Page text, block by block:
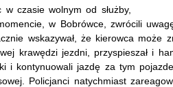
czasie wolnym od służby,
w Bobrówce, zwrócili
wskazywał, że kierowca może
krawędzi jezdni, przyspieszał i
i kontynuowali jazdę za tym
Policjanci natychmiast